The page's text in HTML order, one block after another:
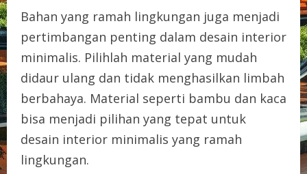
Bahan yang ramah lingkungan juga menjadi
pertimbangan penting dalam desain interior
minimalis. Pilihlah material yang mudah
didaur ulang dan tidak menghasilkan limbah
berbahaya. Material seperti bambu dan kaca
bisa menjadi pilihan yang tepat untuk
desain interior minimalis yang ramah
lingkungan.